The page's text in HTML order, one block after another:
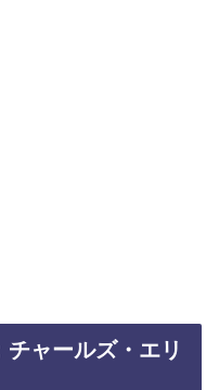
ャールズ・エリ